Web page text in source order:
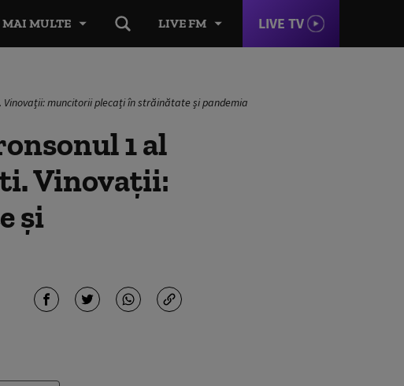
LIVE FM LIVE TV
MAI MULTE
Vinovații: muncitorii plecați în străinătate și pandemia
1 al
Vinovații:
și